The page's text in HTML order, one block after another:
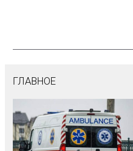
ГЛАВНОЕ